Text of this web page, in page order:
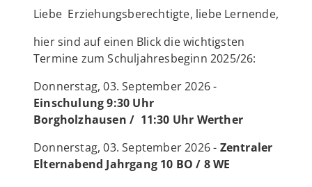
Liebe Erziehungsberechtigte, liebe Lernende,
hier sind auf einen Blick die wichtigsten
Termine zum Schuljahresbeginn 2025/26:
Donnerstag, 03. September 2026 -
Einschulung9:30 Uhr
Borgholzhausen / 11:30 Uhr Werther
Donnerstag, 03. September 2026 - Zentraler
Elternabend Jahrgang 10 BO / 8 WE